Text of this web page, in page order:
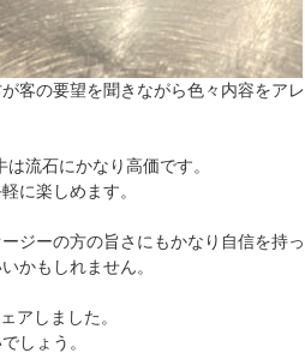
客の要望を聞きながら色々内容をアレ
流石にかなり高価です。
に楽しめます。
ジーの方の旨さにもかなり自信を持っ
かもしれません。
アしました。
しょう。